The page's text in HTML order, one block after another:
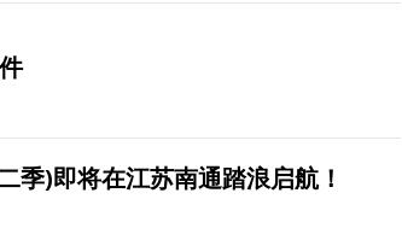
季)即将在江苏南通踏浪启航！